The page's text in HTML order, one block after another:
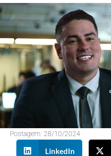
Postagem: 28/10/2024
LinkedIn